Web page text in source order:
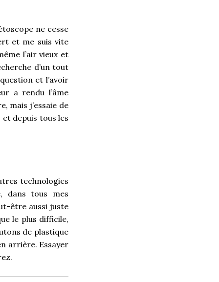
ne cesse
et me suis vite
l’air vieux et
d’un tout
et l’avoir
a rendu l’âme
mais j’essaie de
et depuis tous les
technologies
dans tous mes
être aussi juste
le plus difficile,
de plastique
arrière. Essayer